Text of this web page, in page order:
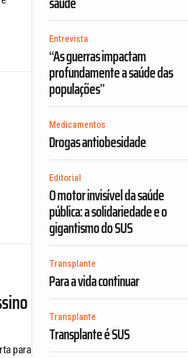
para
Entrevista
“As guerras impactam
profundamente a saúde das
populações”
Medicamentos
Drogas antiobesidade
Editorial
O motor invisível da saúde
pública: a solidariedade e o
gigantismo do SUS
Transplante
Para a vida continuar
Transplante
Transplante é SUS